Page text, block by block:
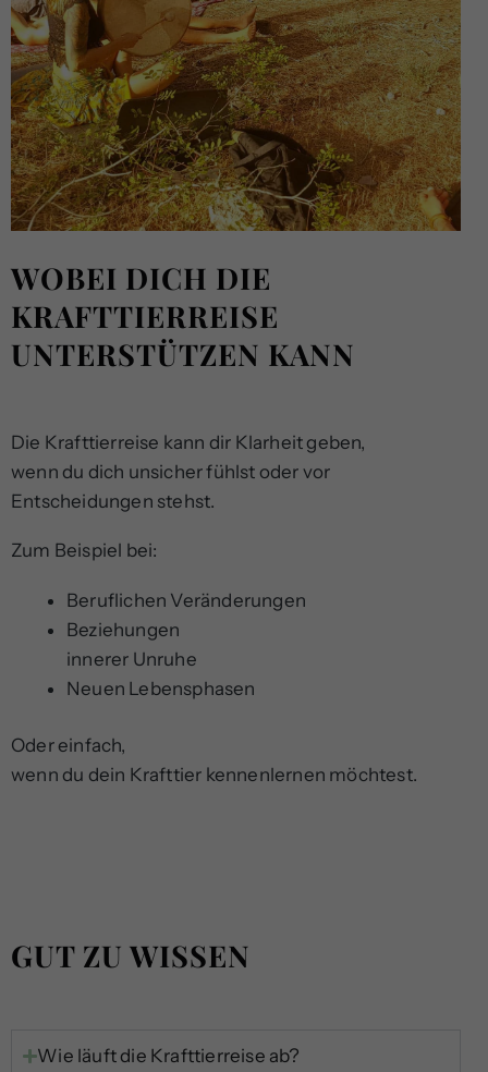
WOBEI DICH DIE
KRAFTTIERREISE
UNTERSTÜTZEN KANN
Die Krafttierreise kann dir Klarheit geben,
wenn du dich unsicher fühlst oder vor
Entscheidungen stehst.
Zum Beispiel bei:
Beruflichen Veränderungen
Beziehungen
innerer Unruhe
Neuen Lebensphasen
Oder einfach,
wenn du dein Krafttier kennenlernen möchtest.
GUT ZU WISSEN
Wie läuft die Krafttierreise ab?